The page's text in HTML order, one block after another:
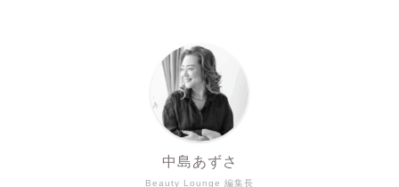
Beauty Lounge 編集長
中島あずさ
Mionを購入する
スキンウォーターを購入す